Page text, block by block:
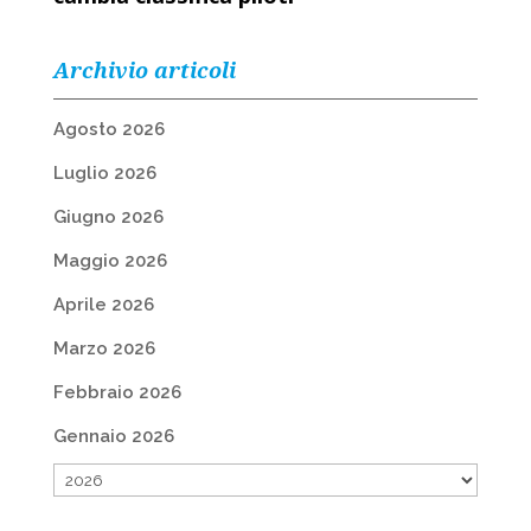
Archivio articoli
Agosto 2026
Luglio 2026
Giugno 2026
Maggio 2026
Aprile 2026
Marzo 2026
Febbraio 2026
Gennaio 2026